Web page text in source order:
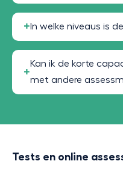
In welke niveaus is
Kan ik de korte
met andere
Tests en online